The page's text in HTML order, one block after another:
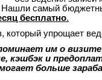
Нашли самый
бесплатно.
который упрощает
им о
кэшбэк и
больше